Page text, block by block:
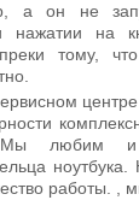
а он не
на
тому,
Мы любим и
работы. ,